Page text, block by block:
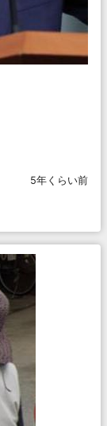
5年くらい前